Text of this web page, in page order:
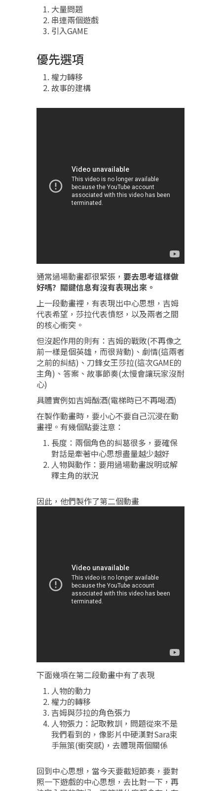
大量問題
串連兩個遊戲
引入GAME
優先選項
權力轉移
故事的建構
通常過場動畫都很緊張， 要去思考這樣做
好嗎? 關鍵信息有沒有表現出來。
上一段動畫裡，有表現出中心思想，吉姆
代表希望，莎拉代表憤怒，以及兩者之間
的核心衝突。
但沒起作用的則有：吉姆的戰敗(不再像之
前一樣是個英雄，而很背動)、劇情(這兩者
之前的糾結)、刀鋒女王莎拉(這次GAME的
主角)、答案、故事節奏(太慢會讓玩家沒耐
心)
具體實例如吉姆酗酒(電梯時已不再喝酒)
在製作動畫時，要小心不要自己沉浸在動
畫裡。有幾個點要注意：
長度：兩個角色的糾葛很多，要確保
對話是牽著中心思想盡量越少越好
人物與動作：要用過場動畫說明或解
釋主角的狀況
因此，他們製作了第二個動畫
下面幾項在第二段動畫中有了表現
人物的動力
權力的轉移
吉姆與莎拉的角色張力
人物張力：記取教訓，問題從來不是
我們看到的，像影片中硬漢對Sara束
手無策(衝突感)，去體現兩個關係
回到中心思想，當今天要截短節奏，要對
照一下遊戲的中心思想，去比對一下，再